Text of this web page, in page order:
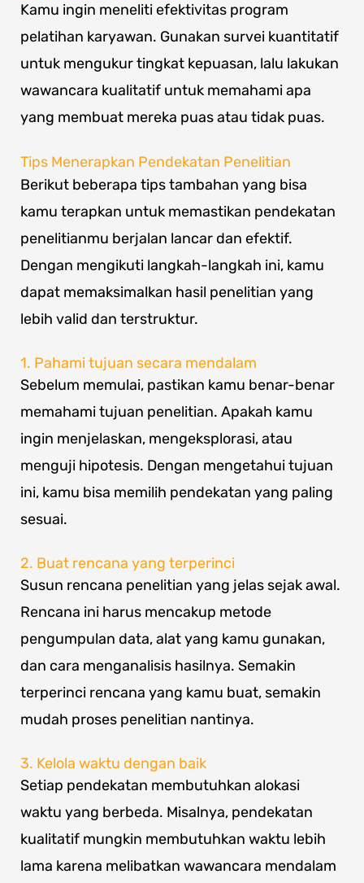
Kamu ingin meneliti efektivitas program
pelatihan karyawan. Gunakan survei kuantitatif
untuk mengukur tingkat kepuasan, lalu lakukan
wawancara kualitatif untuk memahami apa
yang membuat mereka puas atau tidak puas.
Tips Menerapkan Pendekatan Penelitian
Berikut beberapa tips tambahan yang bisa
kamu terapkan untuk memastikan pendekatan
penelitianmu berjalan lancar dan efektif.
Dengan mengikuti langkah-langkah ini, kamu
dapat memaksimalkan hasil penelitian yang
lebih valid dan terstruktur.
1. Pahami tujuan secara mendalam
Sebelum memulai, pastikan kamu benar-benar
memahami tujuan penelitian. Apakah kamu
ingin menjelaskan, mengeksplorasi, atau
menguji hipotesis. Dengan mengetahui tujuan
ini, kamu bisa memilih pendekatan yang paling
sesuai.
2. Buat rencana yang terperinci
Susun rencana penelitian yang jelas sejak awal.
Rencana ini harus mencakup metode
pengumpulan data, alat yang kamu gunakan,
dan cara menganalisis hasilnya. Semakin
terperinci rencana yang kamu buat, semakin
mudah proses penelitian nantinya.
3. Kelola waktu dengan baik
Setiap pendekatan membutuhkan alokasi
waktu yang berbeda. Misalnya, pendekatan
kualitatif mungkin membutuhkan waktu lebih
lama karena melibatkan wawancara mendalam